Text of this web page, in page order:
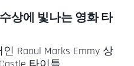
상에 빛나는 영화 타
Raoul Marks Emmy 상